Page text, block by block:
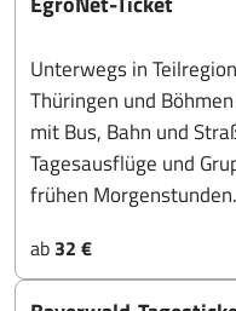
Unterwegs in
Thüringen und
mit Bus, Bahn und
Tagesausflüge und
frühen Morgenstunden.
ab 32 €